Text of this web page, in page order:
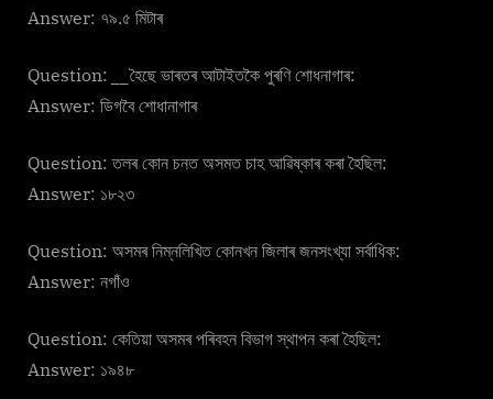
Answer: ৭৯.৫ মিটাৰ
Question: __হৈছে ভাৰতৰ আটাইতকৈ পুৰণি শোধনাগাৰ:
Answer: ডিগবৈ শোধানাগাৰ
Question: তলৰ কোন চনত অসমত চাহ আৱিষ্কাৰ কৰা হৈছিল:
Answer: ১৮২৩
Question: অসমৰ নিম্নলিখিত কোনখন জিলাৰ জনসংখ্যা সৰ্বাধিক:
Answer: নগাঁও
Question: কেতিয়া অসমৰ পৰিবহন বিভাগ স্থাপন কৰা হৈছিল:
Answer: ১৯৪৮